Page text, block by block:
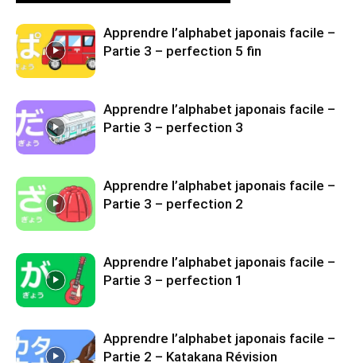
Apprendre l’alphabet japonais facile –
Partie 3 – perfection 5 fin
Apprendre l’alphabet japonais facile –
Partie 3 – perfection 3
Apprendre l’alphabet japonais facile –
Partie 3 – perfection 2
Apprendre l’alphabet japonais facile –
Partie 3 – perfection 1
Apprendre l’alphabet japonais facile –
Partie 2 – Katakana Révision